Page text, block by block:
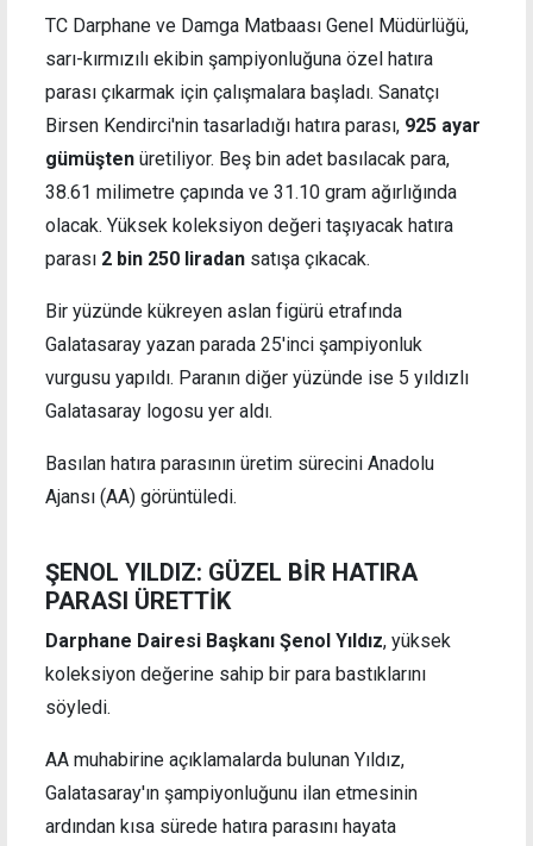
TC Darphane ve Damga Matbaası Genel Müdürlüğü,
sarı-kırmızılı ekibin şampiyonluğuna özel hatıra
parası çıkarmak için çalışmalara başladı. Sanatçı
Birsen Kendirci'nin tasarladığı hatıra parası, 925 ayar
gümüşten üretiliyor. Beş bin adet basılacak para,
38.61 milimetre çapında ve 31.10 gram ağırlığında
olacak. Yüksek koleksiyon değeri taşıyacak hatıra
parası 2 bin 250 liradan satışa çıkacak.
Bir yüzünde kükreyen aslan figürü etrafında
Galatasaray yazan parada 25'inci şampiyonluk
vurgusu yapıldı. Paranın diğer yüzünde ise 5 yıldızlı
Galatasaray logosu yer aldı.
Basılan hatıra parasının üretim sürecini Anadolu
Ajansı (AA) görüntüledi.
ŞENOL YILDIZ: GÜZEL BİR HATIRA
PARASI ÜRETTİK
Darphane Dairesi Başkanı Şenol Yıldız, yüksek
koleksiyon değerine sahip bir para bastıklarını
söyledi.
AA muhabirine açıklamalarda bulunan Yıldız,
Galatasaray'ın şampiyonluğunu ilan etmesinin
ardından kısa sürede hatıra parasını hayata